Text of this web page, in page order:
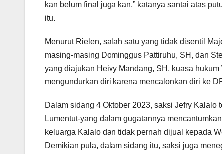
kan belum final juga kan,” katanya santai atas
itu.
Menurut Rielen, salah satu yang tidak disentil
masing-masing Dominggus Pattiruhu, SH, dan
yang diajukan Heivy Mandang, SH, kuasa
mengundurkan diri karena mencalonkan diri ke
Dalam sidang 4 Oktober 2023, saksi Jefry
Lumentut-yang dalam gugatannya
keluarga Kalalo dan tidak pernah dijual kepada
Demikian pula, dalam sidang itu, saksi juga